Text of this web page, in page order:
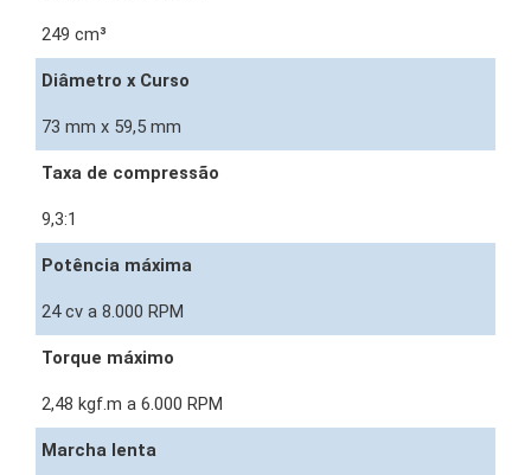
249 cm³
Diâmetro x Curso
73 mm x 59,5 mm
Taxa de compressão
9,3:1
Potência máxima
24 cv a 8.000 RPM
Torque máximo
2,48 kgf.m a 6.000 RPM
Marcha lenta